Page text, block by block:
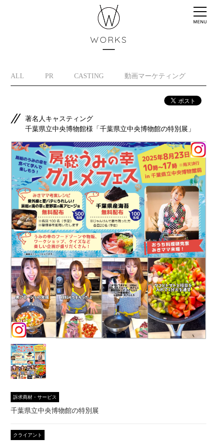
WORKS
ALL PR CASTING 動画マーケティング
著名人キャスティング
千葉県立中央博物館様「千葉県立中央博物館の特別展」
訴求商材・サービス
千葉県立中央博物館の特別展
クライアント